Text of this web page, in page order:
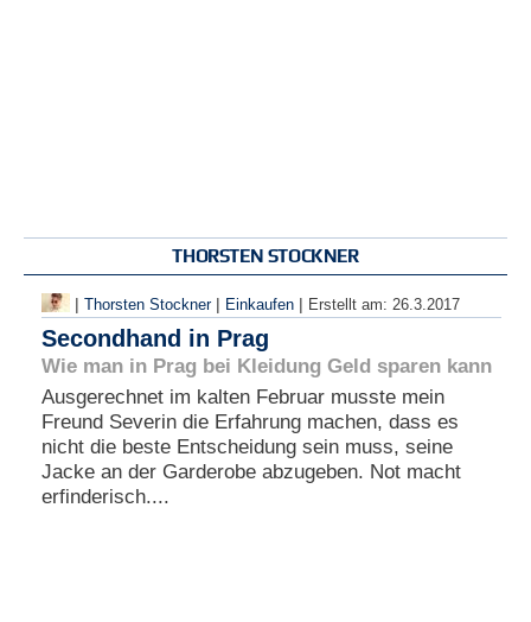
THORSTEN STOCKNER
| Thorsten Stockner | Einkaufen | Erstellt am: 26.3.2017
Secondhand in Prag
Wie man in Prag bei Kleidung Geld sparen kann
Ausgerechnet im kalten Februar musste mein
Freund Severin die Erfahrung machen, dass es
nicht die beste Entscheidung sein muss, seine
Jacke an der Garderobe abzugeben. Not macht
erfinderisch....